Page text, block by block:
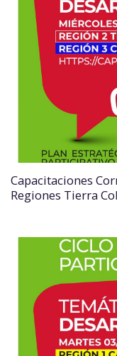
Capacitaciones
Regiones Tierra